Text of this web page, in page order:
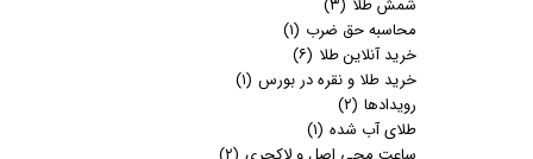
شمش طلا (۳)
محاسبه حق ضرب (۱)
خرید آنلاین طلا (۶)
خرید طلا و نقره در بورس (۱)
رویدادها (۲)
طلای آب شده (۱)